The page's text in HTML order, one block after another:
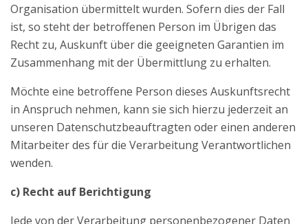
Organisation übermittelt wurden. Sofern dies der Fall
ist, so steht der betroffenen Person im Übrigen das
Recht zu, Auskunft über die geeigneten Garantien im
Zusammenhang mit der Übermittlung zu erhalten.
Möchte eine betroffene Person dieses Auskunftsrecht
in Anspruch nehmen, kann sie sich hierzu jederzeit an
unseren Datenschutzbeauftragten oder einen anderen
Mitarbeiter des für die Verarbeitung Verantwortlichen
wenden.
c) Recht auf Berichtigung
Jede von der Verarbeitung personenbezogener Daten